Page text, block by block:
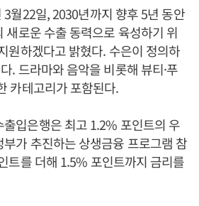
월22일, 2030년까지 향후 5년 동안
새로운 수출 동력으로 육성하기 위
원하겠다고 밝혔다. 수은이 정의하
. 드라마와 음악을 비롯해 뷰티·푸
카테고리가 포함된다.
입은행은 최고 1.2% 포인트의 우
가 추진하는 상생금융 프로그램 참
트를 더해 1.5% 포인트까지 금리를